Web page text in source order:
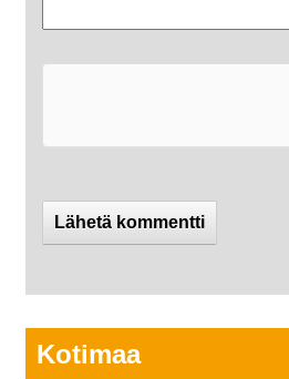
Kotimaa